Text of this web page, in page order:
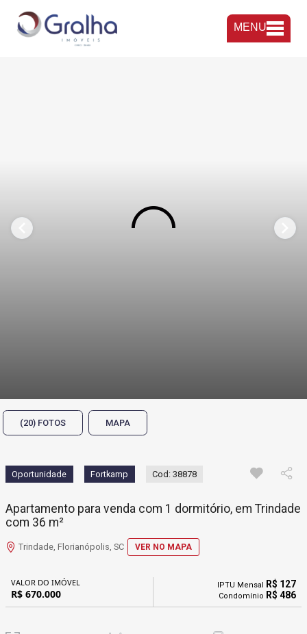
MENU
(20) FOTOS MAPA
Oportunidade Fortkamp Cod: 38878
Apartamento para venda com 1 dormitório, em Trindade
com 36 m²
Trindade, Florianópolis, SC VER NO MAPA
VALOR DO IMÓVEL
R$ 670.000
IPTU Mensal R$ 127
Condomínio R$ 486